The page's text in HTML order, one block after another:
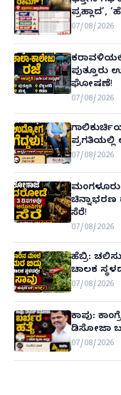
ಪ್ರಹ್ಲಾದ’,
07/08/2026
ಪುತ್ತೂರು
ಘೋಷಣೆ!
07/08/2026
07/08/2026
ಸೆರೆ!
07/08/2026
ಹೆಬ್ರಿ:
ಚಾಲಕ
07/08/2026
ಕಾಪು:
ಡಿಸೋಜಾ
07/08/2026